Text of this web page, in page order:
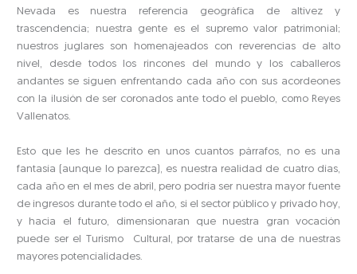
Nevada es nuestra referencia geográfica de altivez y
trascendencia; nuestra gente es el supremo valor patrimonial;
nuestros juglares son homenajeados con reverencias de alto
nivel, desde todos los rincones del mundo y los caballeros
andantes se siguen enfrentando cada año con sus acordeones
con la ilusión de ser coronados ante todo el pueblo, como Reyes
Vallenatos.
Esto que les he descrito en unos cuantos párrafos, no es una
fantasía (aunque lo parezca), es nuestra realidad de cuatro días,
cada año en el mes de abril, pero podría ser nuestra mayor fuente
de ingresos durante todo el año, si el sector público y privado hoy,
y hacia el futuro, dimensionaran que nuestra gran vocación
puede ser el Turismo Cultural, por tratarse de una de nuestras
mayores potencialidades.